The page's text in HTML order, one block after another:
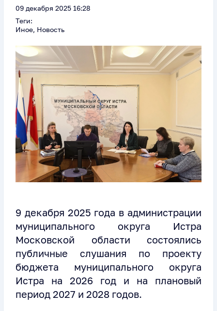
09 декабря 2025 16:28
Теги:
Иное, Новость
9 декабря 2025 года в администрации
муниципального округа Истра
Московской области состоялись
публичные слушания по проекту
бюджета муниципального округа
Истра на 2026 год и на плановый
период 2027 и 2028 годов.